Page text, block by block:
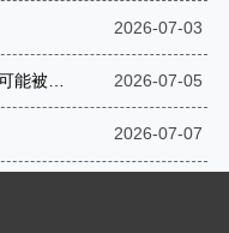
2026-07-03
2026-07-05
2026-07-07